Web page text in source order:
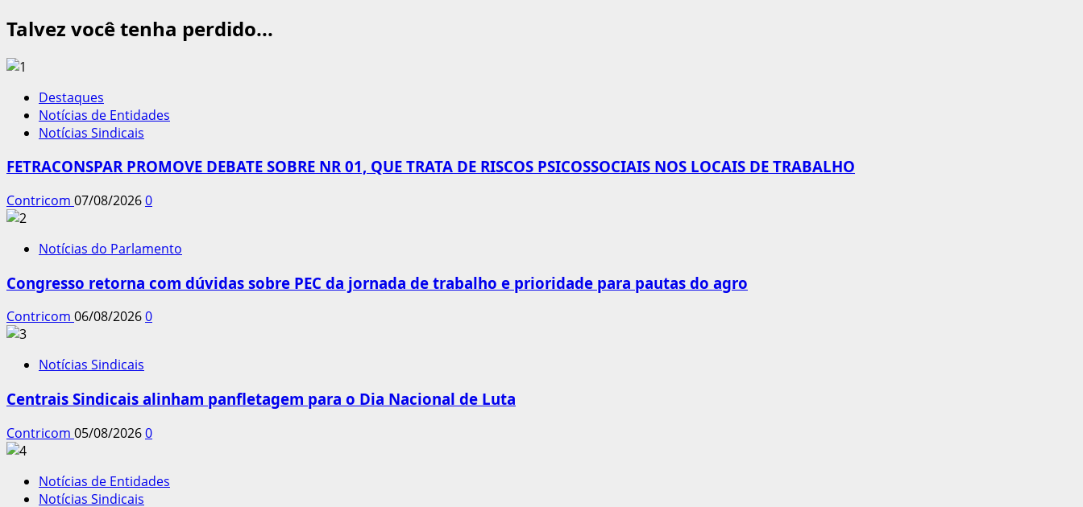
Talvez você tenha perdido...
Destaques
Notícias de Entidades
Notícias Sindicais
FETRACONSPAR PROMOVE DEBATE SOBRE NR 01, QUE TRATA DE RISCOS PSICOSSOCIAIS NOS LOCAIS DE TRABALHO
Contricom 07/08/20260
Notícias do Parlamento
Congresso retorna com dúvidas sobre PEC da jornada de trabalho e prioridade para pautas do agro
Contricom 06/08/20260
Notícias Sindicais
Centrais Sindicais alinham panfletagem para o Dia Nacional de Luta
Contricom 05/08/20260
Notícias de Entidades
Notícias Sindicais